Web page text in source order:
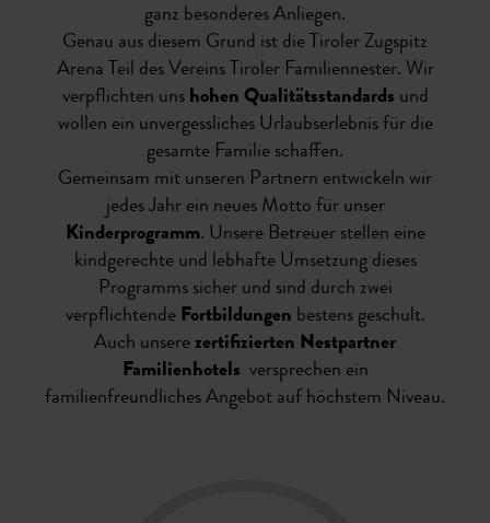
ganz besonderes Anliegen.
Genau aus diesem Grund ist die Tiroler Zugspitz
Arena Teil des Vereins Tiroler Familiennester. Wir
verpflichten uns hohen Qualitätsstandards und
wollen ein unvergessliches Urlaubserlebnis für die
gesamte Familie schaffen.
Gemeinsam mit unseren Partnern entwickeln wir
jedes Jahr ein neues Motto für unser
Kinderprogramm. Unsere Betreuer stellen eine
kindgerechte und lebhafte Umsetzung dieses
Programms sicher und sind durch zwei
verpflichtende Fortbildungen bestens geschult.
Auch unsere zertifizierten Nestpartner
Familienhotels versprechen ein
familienfreundliches Angebot auf höchstem Niveau.